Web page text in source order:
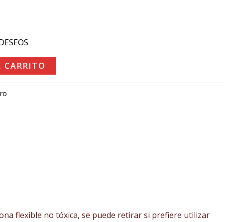
CARRITO
flexible no tóxica, se puede retirar si prefiere utilizar